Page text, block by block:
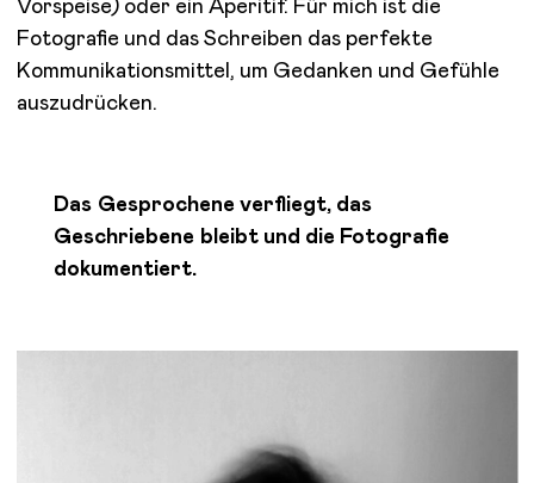
Vorspeise) oder ein Aperitif. Für mich ist die
Fotografie und das Schreiben das perfekte
Kommunikationsmittel, um Gedanken und Gefühle
auszudrücken.
Das Gesprochene verfliegt, das
Geschriebene bleibt und die Fotografie
dokumentiert.